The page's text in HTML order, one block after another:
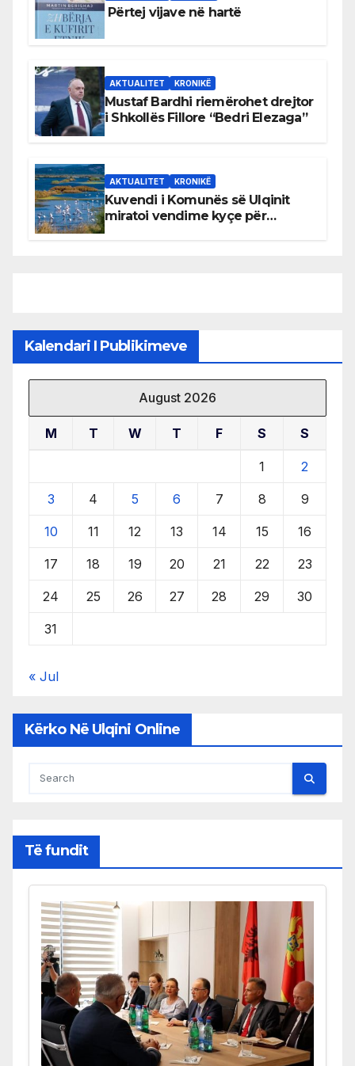
Përtej vijave në hartë
AKTUALITET KRONIKË
Mustaf Bardhi riemërohet drejtor
i Shkollës Fillore “Bedri Elezaga”
AKTUALITET KRONIKË
Kuvendi i Komunës së Ulqinit
miratoi vendime kyçe për
Kalendari I Publikimeve
August 2026
M T W T F S S
1 2
3 4 5 6 7 8 9
10 11 12 13 14 15 16
17 18 19 20 21 22 23
24 25 26 27 28 29 30
31
« Jul
Kërko Në Ulqini Online
Të fundit